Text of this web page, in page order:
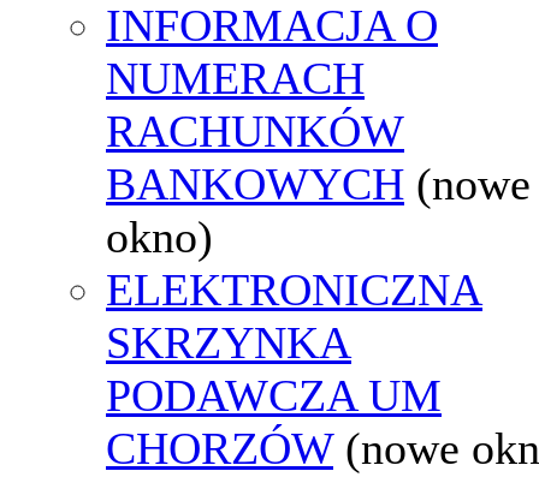
INFORMACJA O
NUMERACH
RACHUNKÓW
BANKOWYCH (nowe
okno)
ELEKTRONICZNA
SKRZYNKA
PODAWCZA UM
CHORZÓW (nowe